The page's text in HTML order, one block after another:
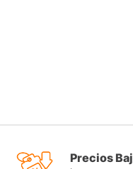
Precios